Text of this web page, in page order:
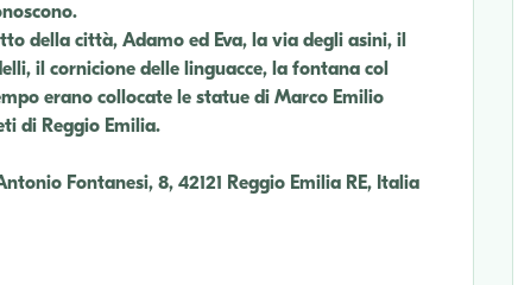
della città, Adamo ed Eva, la via degli asini, il
il cornicione delle linguacce, la fontana col
erano collocate le statue di Marco Emilio
di Reggio Emilia.
Fontanesi, 8, 42121 Reggio Emilia RE, Italia